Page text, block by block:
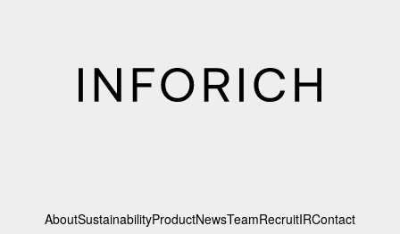
AboutSustainabilityProductNewsTeamRecruitIRContact